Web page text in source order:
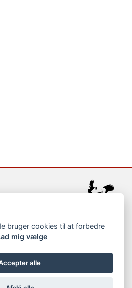
bruger cookies til at forbedre
mig vælge
alle